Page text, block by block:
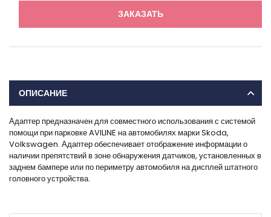
ЗАКАЗАТЬ
ОПИСАНИЕ
Адаптер предназначен для совместного использования с системой
помощи при парковке AVILINE на автомобилях марки Skoda,
Volkswagen. Адаптер обеспечивает отображение информации о
наличии препятствий в зоне обнаружения датчиков, установленных в
заднем бампере или по периметру автомобиля на дисплей штатного
головного устройства.